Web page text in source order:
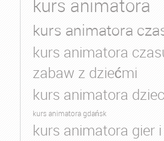
kurs animatora
kurs animatora
kurs animatora
zabaw z dziećmi
kurs animatora
kurs animatora gdańsk
kurs animatora gier